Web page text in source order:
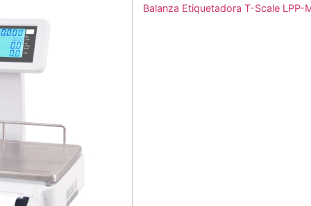
Balanza Etiquetadora T-Scale LPP-